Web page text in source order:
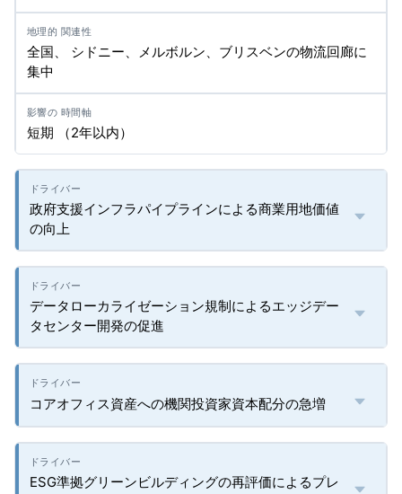
全国、 シドニー、メルボルン、ブリスベンの物流回廊に
集中
短期 （2年以内）
政府支援インフラパイプラインによる商業用地価値
の向上
データローカライゼーション規制によるエッジデー
タセンター開発の促進
コアオフィス資産への機関投資家資本配分の急増
ESG準拠グリーンビルディングの再評価によるプレ